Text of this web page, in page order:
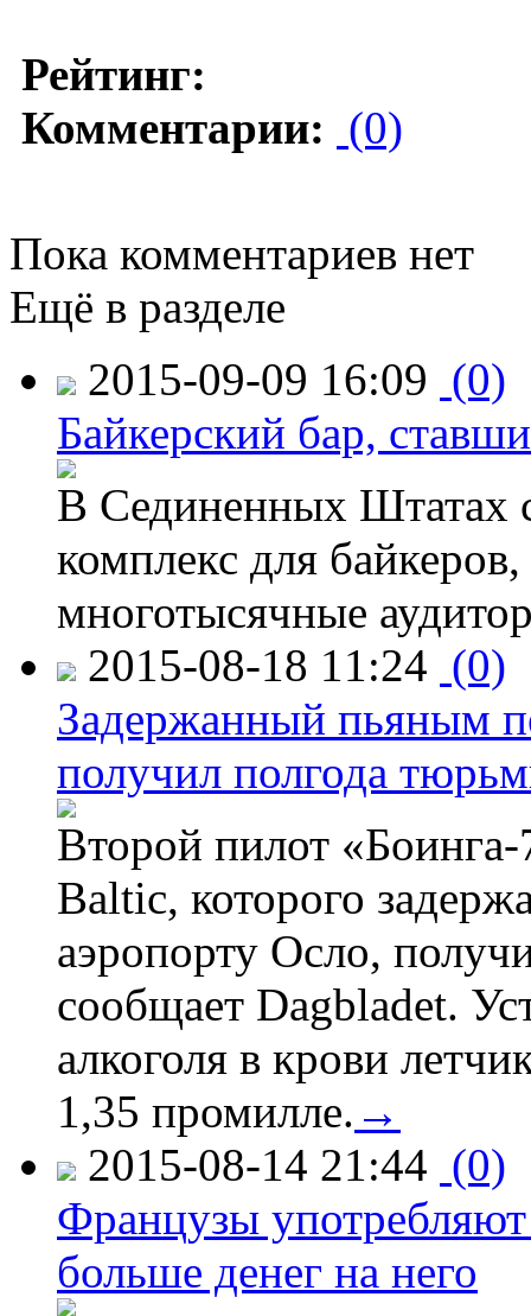
Рейтинг:
Комментарии: (0)
Пока комментариев нет
Ещё в разделе
2015-09-09 16:09 (0)
Байкерский бар,
В Сединенных Штатах
комплекс для
многотысячные
2015-08-18 11:24 (0)
Задержанный пьяным
получил полгода
Второй пилот
Baltic, которого
аэропорту Осло,
сообщает Dagbladet.
алкоголя в крови
1,35 промилле. →
2015-08-14 21:44 (0)
Французы
больше денег на него